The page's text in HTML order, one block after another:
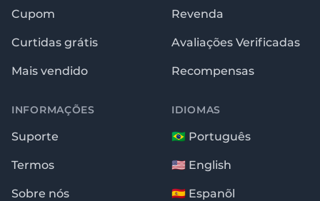
Cupom
Curtidas grátis
Mais vendido
Revenda
Avaliações Verificadas
Recompensas
INFORMAÇÕES
Suporte
Termos
Sobre nós
IDIOMAS
🇧🇷 Português
🇺🇸 English
🇪🇸 Espanõl